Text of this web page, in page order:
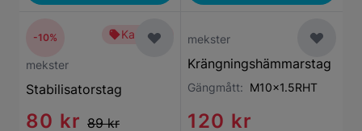
Kampanj
mekster
Stabilisatorstag
80 kr 89 kr
-10% mekster
Krängningshämmarstag
Gängmått: M10x1.5RHT
120 kr